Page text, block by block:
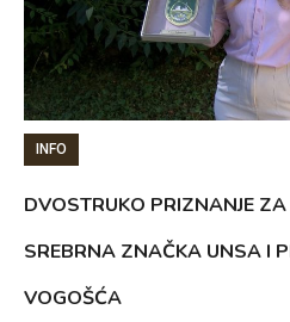
INFO
DVOSTRUKO PRIZNANJE ZA
SREBRNA ZNAČKA UNSA I
VOGOŠĆA